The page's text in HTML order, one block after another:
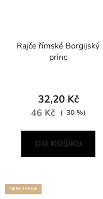
Rajče římské Borgijský
princ
32,20 Kč
46 Kč (–30 %)
DO KOŠÍKU
NEMOŘENÉ